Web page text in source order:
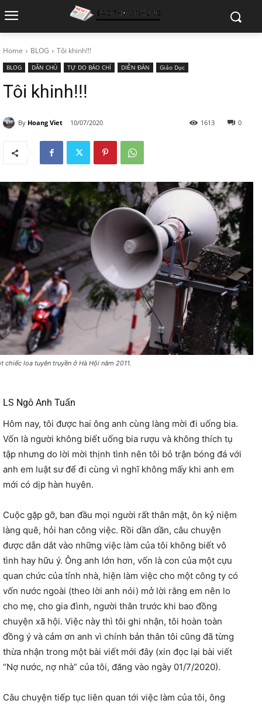
Home BLOG Tôi khinh!!!
BLOG DÂN CHỦ TỰ DO BÁO CHÍ DIỄN ĐÀN Giáo Dục
Tôi khinh!!!
By Hoang Viet 10/07/2020 0
1613
chiếc loa tuyên truyền ở Hà Hội năm 2011.
LS Ngô Anh Tuấn
Hôm nay, tôi được hai ông anh cùng làng mời đi uống bia.
Vốn là người không biết uống bia rượu và không thích tụ
tập nhưng do lời mời thịnh tình nên tôi bỏ trận bóng đá với
anh em luật sư để đi cùng vì nghĩ không mấy khi anh em
mới có dịp hàn huyên.
Cuộc gặp gỡ, ban đầu mọi người rất thân mật, ôn kỷ niệm
làng quê, hỏi han công việc. Rồi dần dần, câu chuyện
được dẫn dắt vào những việc làm của tôi không biết vô
tình hay hữu ý. Ông anh lớn hơn, vốn là con của một cựu
quan chức của tỉnh nhà, hiện làm việc cho một công ty có
vốn nước ngoài (theo lời anh nói) mở lời rằng em nên lo
cho mẹ, cho gia đình, người thân trước khi bao đồng
chuyện xã hội. Việc này thì tôi ghi nhận, tôi hoàn toàn
đồng ý và cảm ơn anh vì chính bản thân tôi cũng đã từng
thừa nhận trong một bài viết mới đây (xin đọc lại bài viết
“Nợ nước, nợ nhà” của tôi, đăng vào ngày 01/7/2020).
Câu chuyện tiếp tục liên quan tới việc làm của tôi, ông